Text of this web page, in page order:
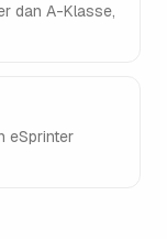
dan A-Klasse,
eSprinter